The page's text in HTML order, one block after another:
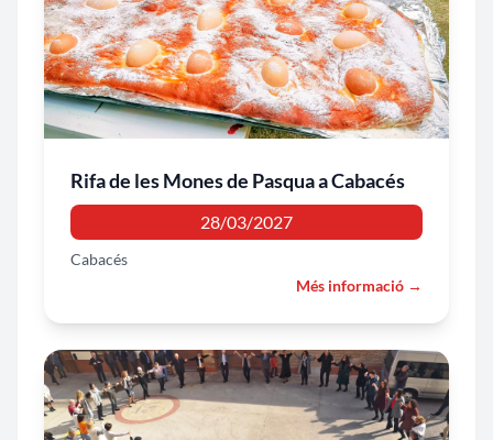
Rifa de les Mones de Pasqua a Cabacés
28/03/2027
Cabacés
Més informació →